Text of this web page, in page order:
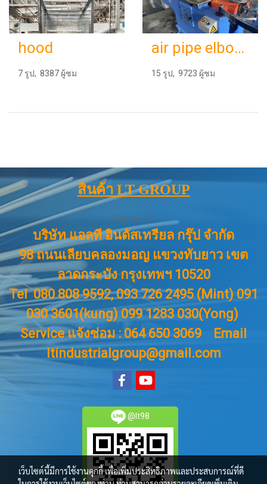
hood
7 รูป, 8387 ผู้ชม
air pipe elbow maker
15 รูป, 9723 ผู้ชม
สินค้า LT GROUP
Contact Us
บริษัท แอลที อินดัสเทรียล กรุ๊ป จำกัด
98 ถนนเลียบคลองมอญ แขวงทับยาว เขต
ลาดกระบัง กรุงเทพฯ 10520
Tel 080 808 9592, 093 726 2495 (Mint) 091
030 3601(kung) 099 1283 030(Yong)
Service แจ้งซ่อม : 064 650 3069
Email
ltindustrialgroup@gmail.com
@lt98
เว็บไซต์นี้มีการใช้งานคุกกี้ เพื่อเพิ่มประสิทธิภาพและประสบการณ์ที่ดี